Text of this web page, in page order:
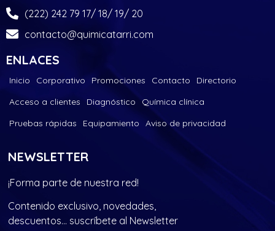
(222) 242 79 17/ 18/ 19/ 20
contacto@quimicatarri.com
ENLACES
Inicio Corporativo Promociones Contacto
Directorio
Acceso a clientes
Diagnóstico
Química clínica
Pruebas rápidas
Equipamiento Aviso de privacidad
NEWSLETTER
¡Forma parte de nuestra red!
Contenido exclusivo, novedades,
descuentos… suscríbete al Newsletter